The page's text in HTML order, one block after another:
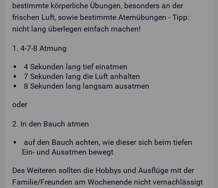
bestimmte körperliche Übungen, besonders an der
frischen Luft, sowie bestimmte Atemübungen - Tipp:
nicht lang überlegen einfach machen!
1. 4-7-8 Atmung
4 Sekunden lang tief einatmen
7 Sekunden lang die Luft anhalten
8 Sekunden lang langsam ausatmen
oder
2. In den Bauch atmen
auf den Bauch achten, wie dieser sich beim tiefen
Ein- und Ausatmen bewegt
Des Weiteren sollten die Hobbys und Ausflüge mit der
Familie/Freunden am Wochenende nicht vernachlässigt